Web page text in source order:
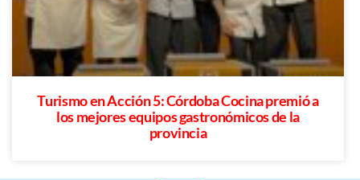
Turismo en Acción 5: Córdoba Cocina premió a
los mejores equipos gastronómicos de la
provincia